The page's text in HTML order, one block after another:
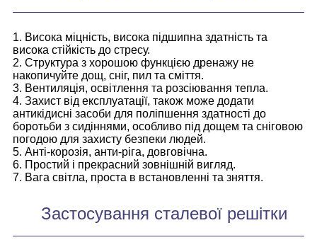
1. Висока міцність, висока підшипна здатність та
висока стійкість до стресу.
2. Структура з хорошою функцією дренажу не
накопичуйте дощ, сніг, пил та сміття.
3. Вентиляція, освітлення та розсіювання тепла.
4. Захист від експлуатації, також може додати
антикідисні засоби для поліпшення здатності до
боротьби з сидіннями, особливо під дощем та сніговою
погодою для захисту безпеки людей.
5. Анті-корозія, анти-ріга, довговічна.
6. Простий і прекрасний зовнішній вигляд.
7. Вага світла, проста в встановленні та зняття.
Застосування сталевої решітки